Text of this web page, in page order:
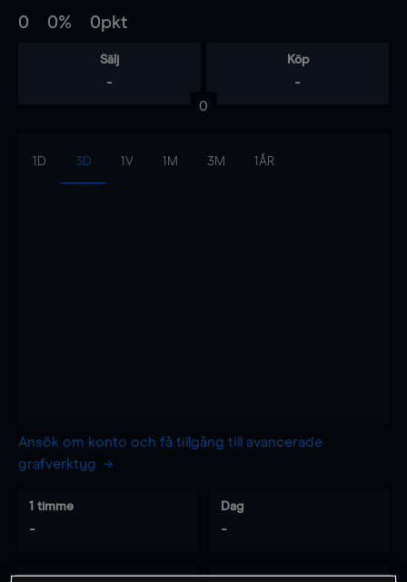
0 0% 0pkt
Sälj
-
Köp
-
0
1D 3D 1V 1M 3M 1ÅR
Ansök om konto och få tillgång till avancerade
grafverktyg
1 timme
-
Dag
-